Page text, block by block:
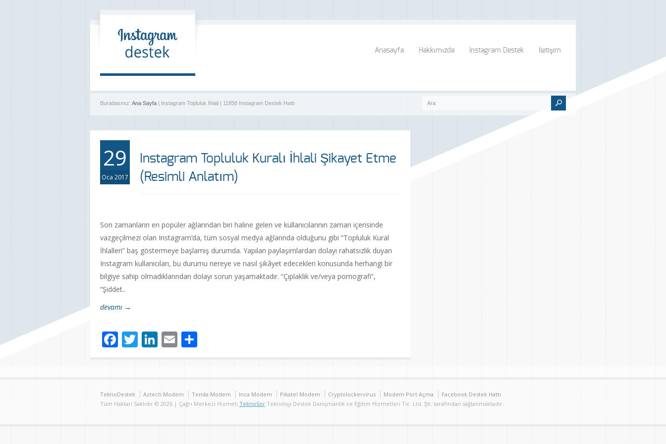
Anasayfa Hakkımızda Instagram Destek İletişim
Buradasınız: Ana Sayfa | Instagram Topluluk İhlali | 11858 Instagram Destek Hattı
29
Oca 2017
Instagram Topluluk Kuralı İhlali Şikayet Etme
(Resimli Anlatım)
Son zamanların en popüler ağlarından biri haline gelen ve kullanıcılarının zaman içerisinde
vazgeçilmezi olan Instagram‘da, tüm sosyal medya ağlarında olduğunu gibi “Topluluk Kural
İhlalleri” baş göstermeye başlamış durumda. Yapılan paylaşımlardan dolayı rahatsızlık duyan
Instagram kullanıcıları, bu durumu nereye ve nasıl şikâyet edecekleri konusunda herhangi bir
bilgiye sahip olmadıklarından dolayı sorun yaşamaktadır. “Çıplaklık ve/veya pornografi”,
“Şiddet..
devamı →
Facebook
Twitter
LinkedIn
Email
TeknoDestek Aztech Modem Tenda Modem Inca Modem Pikatel Modem Cryptolockervirus Modem Port Açma
Facebook Destek Hattı
Tüm Hakları Saklıdır © 2026 | Çağrı Merkezi Hizmeti TeknoSor Teknoloji Destek Danışmanlık ve Eğitim Hizmetleri Tic. Ltd. Şti. tarafından sağlanmaktadır.